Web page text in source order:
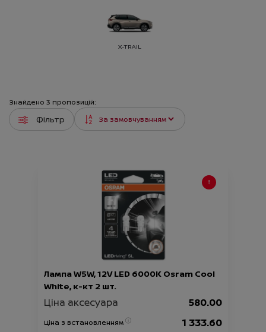
X-TRAIL
Знайдено 3 пропозицій:
Фільтр
Лампа W5W, 12V LED 6000K Osram Cool
White, к-кт 2 шт.
Ціна аксесуара 580.00
Ціна з встановленням 1 333.60